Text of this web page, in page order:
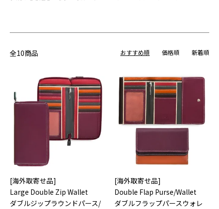
全10商品 おすすめ順 価格順 新着順
[海外取寄せ品]
Large Double Zip Wallet
ダブルジップラウンドパース/
[海外取寄せ品]
Double Flap Purse/Wallet
ダブルフラップパースウォレ